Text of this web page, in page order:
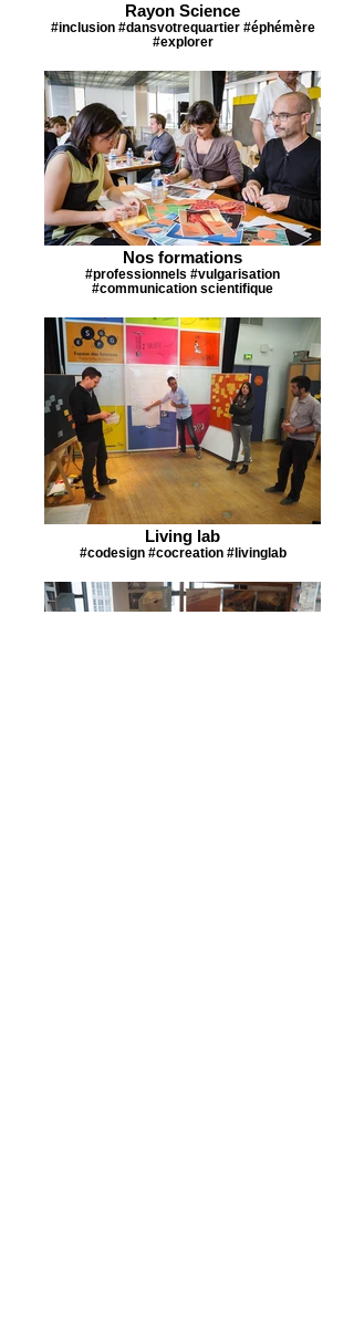
Rayon Science
#inclusion #dansvotrequartier #éphémère
#explorer
Nos formations
#professionnels #vulgarisation
#communication scientifique
Living lab
#codesign #cocreation #livinglab